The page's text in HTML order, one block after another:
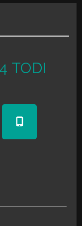
Pianeggiante
TODI